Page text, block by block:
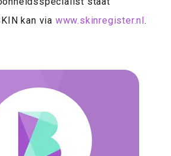
kan via www.skinregister.nl.